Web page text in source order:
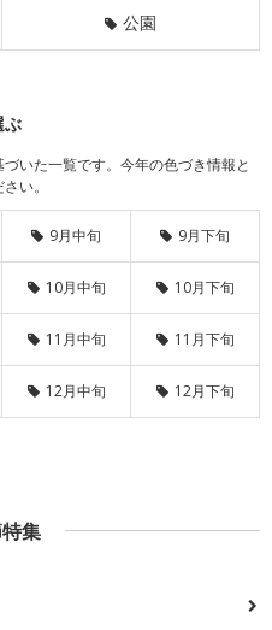
公園
ぶ
いた一覧です。今年の色づき情報と
い。
9月中旬 9月下旬
10月中旬 10月下旬
11月中旬 11月下旬
12月中旬 12月下旬
集